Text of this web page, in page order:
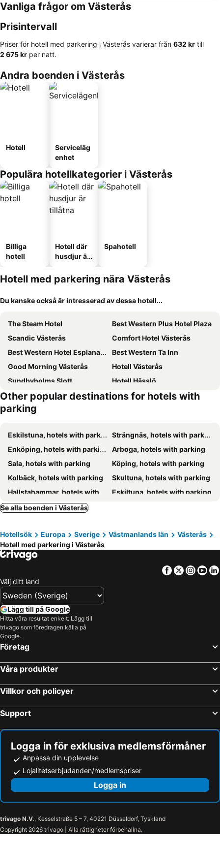
Vanliga frågor om Västerås
Prisintervall
Priser för hotell med parkering i Västerås varierar från ‎632 kr till
‎2 675 kr per natt.
Andra boenden i Västerås
Hotell
Serviceläg
enhet
Populära hotellkategorier i Västerås
Billiga
hotell
Hotell där
husdjur är
Spahotell
Hotell med parkering nära Västerås
Du kanske också är intresserad av dessa hotell...
The Steam Hotel
Best Western Plus Hotel Plaza
Scandic Västerås
Comfort Hotel Västerås
Best Western Hotel Esplanade
Best Western Ta Inn
Good Morning Västerås
Hotell Västerås
Sundbyholms Slott
Hotell Hässlö
Skultuna Hotell & Konferens
Åsby Hotell
Kolbäcks Gästgivaregård
Abrins
Orresta Golf & Konferens
Ibis
Lovudden Strand
Fullerohus
Other popular destinations for hotels with
parking
Eskilstuna, hotels with parking
Strängnäs, hotels with parking
Enköping, hotels with parking
Arboga, hotels with parking
Sala, hotels with parking
Köping, hotels with parking
Kolbäck, hotels with parking
Skultuna, hotels with parking
Hallstahammar, hotels with parking
Eskiltuna, hotels with parking
Ramnäs, hotels with parking
Örsundsbro, hotels with parking
Grillby, hotels with parking
Sala, hotels with parking
Stallarholmen, hotels with parking
Fjärdhundra, hotels with parking
Se alla boenden i Västerås
Hotellsök Europa Sverige Västmanlands län
Västerås
Hotell med parkering i Västerås
Facebook
Twitter
Välj ditt land
Lägg till på Google
Hitta våra resultat enkelt: Lägg till
trivago som föredragen källa på
Google.
Företag
Våra produkter
Villkor och policyer
Support
Logga in för exklusiva medlemsförmåner
Anpassa din upplevelse
Lojalitetserbjudanden/medlemspriser
Logga in
trivago N.V., Kesselstraße 5 – 7, 40221 Düsseldorf, Tyskland
Copyright 2026 trivago | Alla rättigheter förbehållna.